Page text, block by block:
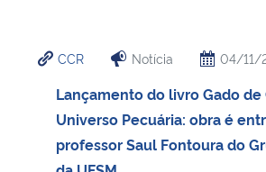
Ministério da Cidadania
Ministério da Saúde
Ministério de Minas e Energia
CCR Notícia 04/11/
Lançamento do livro Gado de
Universo Pecuária: obra é
professor Saul Fontoura do